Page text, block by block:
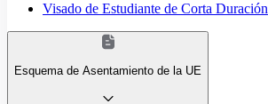
Visado de Estudiante de Corta Duración
Esquema de Asentamiento de la UE